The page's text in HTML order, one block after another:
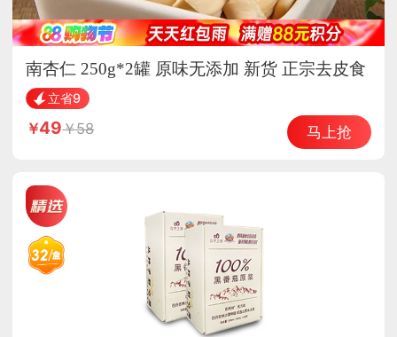
南杏仁 250g*2罐 原味无添加 新货 正宗去皮食
用 立省9
49 58 马上抢